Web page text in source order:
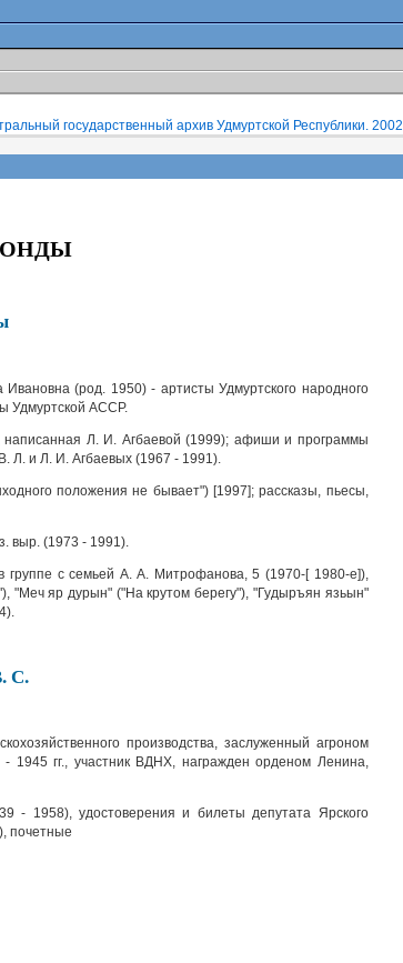
государственный архив Удмуртской Республики. 2002
(род. 1950) - артисты Удмуртского народного
Удмуртской АССР.
Л. И. Агбаевой (1999); афиши и программы
Л. и Л. И. Агбаевых (1967 - 1991).
положения не бывает") [1997]; рассказы, пьесы,
выр. (1973 - 1991).
с семьей А. А. Митрофанова, 5 (1970-[ 1980-е]),
"Меч яр дурын" ("На крутом берегу"), "Гудыръян язьын"
С.
производства, заслуженный агроном
1945 гг., участник ВДНХ, награжден орденом Ленина,
- 1958), удостоверения и билеты депутата Ярского
почетные